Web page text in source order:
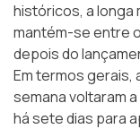
históricos, a longa
mantém-se entre
depois do
Em termos gerais,
semana voltaram
há sete dias para